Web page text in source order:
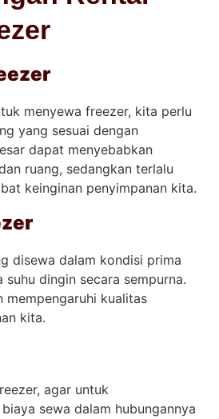
menyewa freezer, kita perlu
yang sesuai dengan
dapat menyebabkan
ruang, sedangkan terlalu
keinginan penyimpanan kita.
disewa dalam kondisi prima
suhu dingin secara sempurna.
mempengaruhi kualitas
kita.
agar untuk
sewa dalam hubungannya